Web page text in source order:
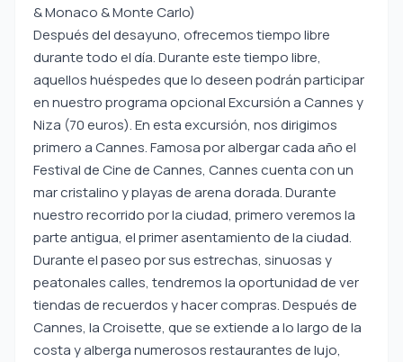
& Monaco & Monte Carlo)
Después del desayuno, ofrecemos tiempo libre
durante todo el día. Durante este tiempo libre,
aquellos huéspedes que lo deseen podrán participar
en nuestro programa opcional Excursión a Cannes y
Niza (70 euros). En esta excursión, nos dirigimos
primero a Cannes. Famosa por albergar cada año el
Festival de Cine de Cannes, Cannes cuenta con un
mar cristalino y playas de arena dorada. Durante
nuestro recorrido por la ciudad, primero veremos la
parte antigua, el primer asentamiento de la ciudad.
Durante el paseo por sus estrechas, sinuosas y
peatonales calles, tendremos la oportunidad de ver
tiendas de recuerdos y hacer compras. Después de
Cannes, la Croisette, que se extiende a lo largo de la
costa y alberga numerosos restaurantes de lujo,